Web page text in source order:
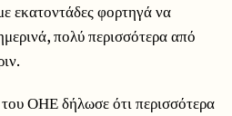
εκατοντάδες φορτηγά να
πολύ περισσότερα από
ΟΗΕ δήλωσε ότι περισσότερα